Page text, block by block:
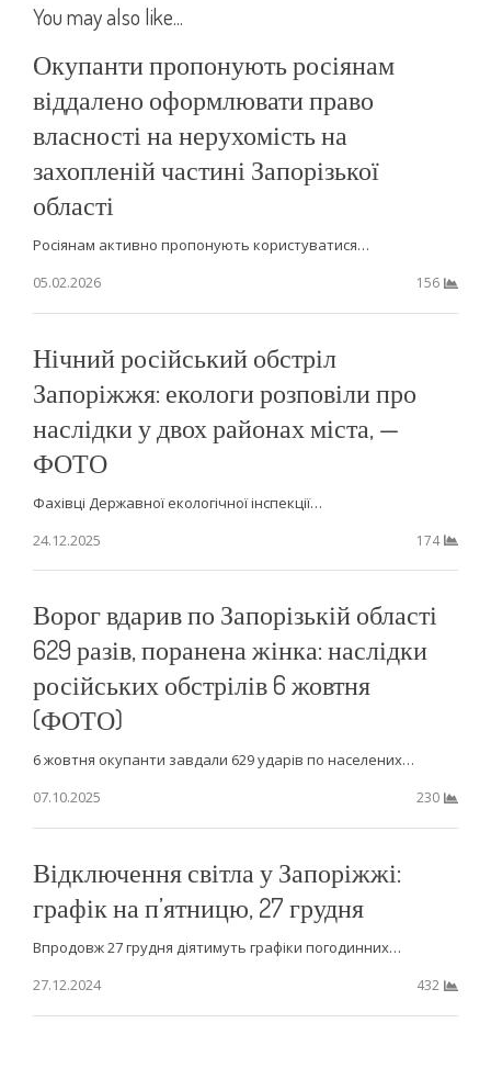
You may also like...
Окупанти пропонують росіянам
віддалено оформлювати право
власності на нерухомість на
захопленій частині Запорізької
області
Росіянам активно пропонують користуватися…
05.02.2026
156
Нічний російський обстріл
Запоріжжя: екологи розповіли про
наслідки у двох районах міста, —
ФОТО
Фахівці Державної екологічної інспекції…
24.12.2025
174
Ворог вдарив по Запорізькій області
629 разів, поранена жінка: наслідки
російських обстрілів 6 жовтня
(ФОТО)
6 жовтня окупанти завдали 629 ударів по населених…
07.10.2025
230
Відключення світла у Запоріжжі:
графік на п’ятницю, 27 грудня
Впродовж 27 грудня діятимуть графіки погодинних…
27.12.2024
432